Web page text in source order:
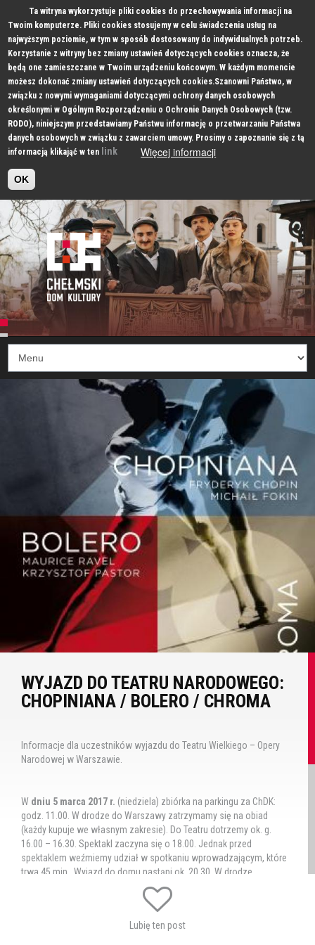
Ta witryna wykorzystuje pliki cookies do przechowywania informacji na
Twoim komputerze. Pliki cookies stosujemy w celu świadczenia usług na
najwyższym poziomie, w tym w sposób dostosowany do indywidualnych potrzeb.
Korzystanie z witryny bez zmiany ustawień dotyczących cookies oznacza, że
będą one zamieszczane w Twoim urządzeniu końcowym. W każdym momencie
możesz dokonać zmiany ustawień dotyczących cookies.Szanowni Państwo, w
związku z nowymi wymaganiami dotyczącymi ochrony danych osobowych
określonymi w Ogólnym Rozporządzeniu o Ochronie Danych Osobowych (tzw.
RODO), niniejszym przedstawiamy Państwu informację o przetwarzaniu Państwa
danych osobowych w związku z zawarciem umowy. Prosimy o zapoznanie się z tą
informacją klikająć w ten link Więcej informacji
OK
WYJAZD DO TEATRU NARODOWEGO:
CHOPINIANA / BOLERO / CHROMA
Informacje dla uczestników wyjazdu do Teatru Wielkiego – Opery
Narodowej w Warszawie.
W dniu 5 marca 2017 r. (niedziela) zbiórka na parkingu za ChDK:
godz. 11.00. W drodze do Warszawy zatrzymamy się na obiad
(każdy kupuje we własnym zakresie). Do Teatru dotrzemy ok. g.
16.00 – 16.30. Spektakl zaczyna się o 18.00. Jednak przed
spektaklem weźmiemy udział w spotkaniu wprowadzającym, które
trwa 45 min. Wyjazd do domu nastąpi ok. 20.30. W drodze
powrotnej planujemy zatrzymać się na posiłek. Powrót ok. godz.
UWAGA: niepełnoletnich uczestników wyjazdu proszę o
Lubię ten post